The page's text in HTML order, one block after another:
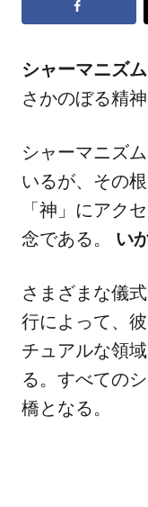
シャーマニズム
さかのぼる精
シャーマニズ
いるが、その
「神」にアク
念である。 い
さまざまな儀
行によって、
チュアルな領
る。すべての
橋となる。